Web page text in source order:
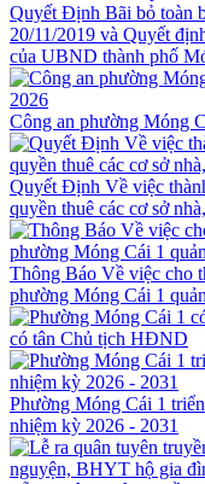
Quyết Định Bãi bỏ toàn
20/11/2019 và Quyết
của UBND thành phố
Công an phường Móng
Quyết Định Về việc
quyền thuê các cơ sở
Thông Báo Về việc cho
phường Móng Cái 1
có tân Chủ tịch HĐND
Phường Móng Cái 1
nhiệm kỳ 2026 - 2031